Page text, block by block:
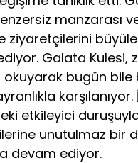
manzarası
ziyaretçilerini
Galata Kulesi,
bugün bile
karşılanıyor.
etkileyici
unutulmaz bir
devam ediyor.